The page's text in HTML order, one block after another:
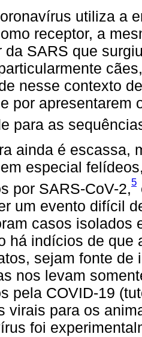
utiliza a
receptor, a
da SARS que
nesse contexto
por apresentarem
para as
ainda é escassa,
especial
por SARS-CoV-2,5
um evento difícil
casos isolados
há indícios de que
sejam fonte de
nos levam
pela COVID-19
virais para os
foi